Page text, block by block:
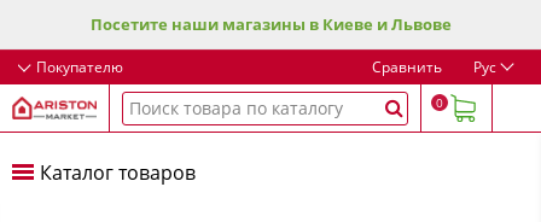
Посетите наши магазины в Киеве и Львове
Покупателю Сравнить Рус
0
Каталог товаров